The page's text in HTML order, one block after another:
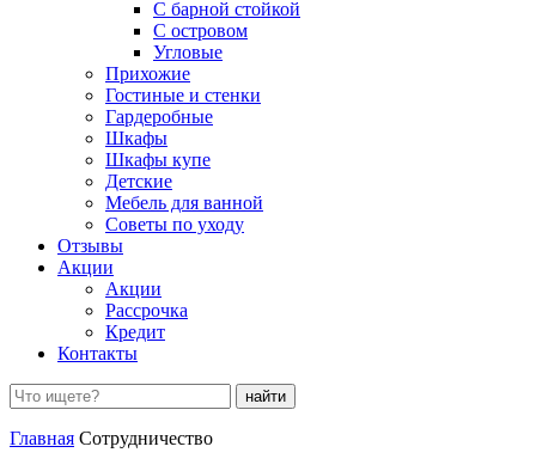
С барной стойкой
С островом
Угловые
Прихожие
Гостиные и стенки
Гардеробные
Шкафы
Шкафы купе
Детские
Мебель для ванной
Советы по уходу
Отзывы
Акции
Акции
Рассрочка
Кредит
Контакты
Поиск:
Главная Сотрудничество